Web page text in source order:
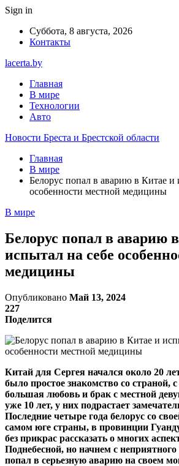
Sign in
Суббота, 8 августа, 2026
Контакты
lacerta.by
Главная
В мире
Технологии
Авто
Новости Бреста и Брестской области
Главная
В мире
Белорус попал в аварию в Китае и
особенности местной медицины
В мире
Белорус попал в аварию
испытал на себе
медицины
Опубликовано Май 13, 2024
227
Поделится
Китай для Сергея начался около 20
было простое знакомство со страной,
большая любовь и брак с местной
уже 10 лет, у них подрастает
Последние четыре года белорус со
самом юге страны, в провинции
без прикрас рассказать о многих
Поднебесной, но начнем с
попал в серьезную аварию на своем